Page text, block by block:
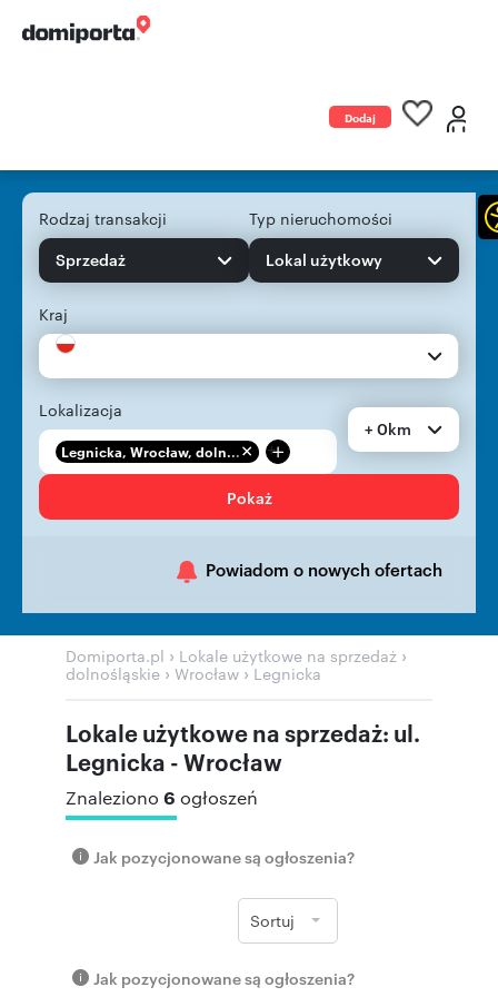
Dodaj
Rodzaj transakcji
Sprzedaż
Typ nieruchomości
Lokal użytkowy
Kraj
Lokalizacja
Legnicka, Wrocław, doln... +
+ 0km
Pokaż
Powiadom o nowych ofertach
Domiporta.pl › Lokale użytkowe na sprzedaż ›
dolnośląskie › Wrocław ›Legnicka
Lokale użytkowe na sprzedaż: ul.
Legnicka - Wrocław
Znaleziono 6 ogłoszeń
Jak pozycjonowane są ogłoszenia?
Sortuj
Jak pozycjonowane są ogłoszenia?